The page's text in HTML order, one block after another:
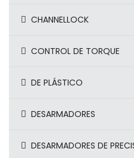
CHANNELLOCK
CONTROL DE TORQUE
DE PLÁSTICO
DESARMADORES
DESARMADORES DE